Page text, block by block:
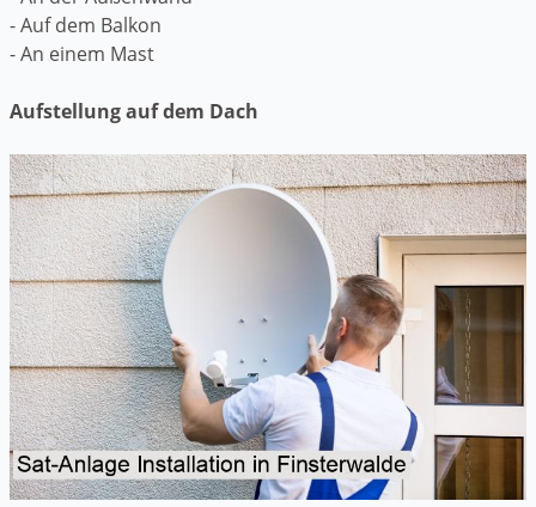
- Auf dem Balkon
- An einem Mast
Aufstellung auf dem Dach